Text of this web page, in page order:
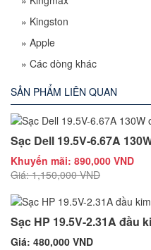
» Kingston
» Apple
» Các dòng khác
SẢN PHẨM LIÊN QUAN
Sạc Dell 19.5V-6.67A
Khuyến mãi: 890,000 VND
Giá: 1,150,000 VND
Sạc HP 19.5V-2.31A đầu
Giá: 480,000 VND